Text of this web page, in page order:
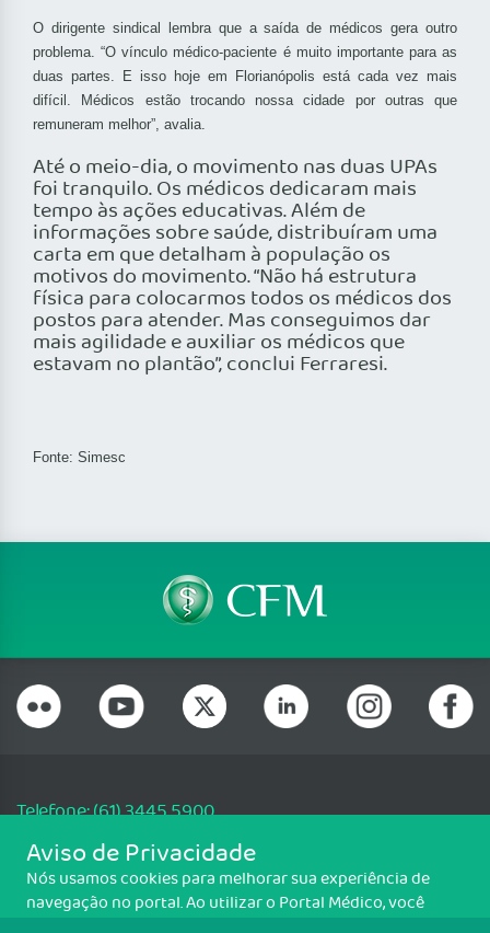
O dirigente sindical lembra que a saída de médicos gera outro
problema. “O vínculo médico-paciente é muito importante para as
duas partes. E isso hoje em Florianópolis está cada vez mais
difícil. Médicos estão trocando nossa cidade por outras que
remuneram melhor”, avalia.
Até o meio-dia, o movimento nas duas UPAs
foi tranquilo. Os médicos dedicaram mais
tempo às ações educativas. Além de
informações sobre saúde, distribuíram uma
carta em que detalham à população os
motivos do movimento. “Não há estrutura
física para colocarmos todos os médicos dos
postos para atender. Mas conseguimos dar
mais agilidade e auxiliar os médicos que
estavam no plantão”, conclui Ferraresi.
Fonte: Simesc
Telefone: (61) 3445 5900
Email: cfm@portalmedico.org.br
SGAS 616, Conjunto D, Lote 115, L2 Sul, Brasília/DF - CEP: 70200-760 -
CNPJ: 33.583.550/0001-30
Aviso de Privacidade
Nós usamos cookies para melhorar sua experiência de
navegação no portal. Ao utilizar o Portal Médico, você